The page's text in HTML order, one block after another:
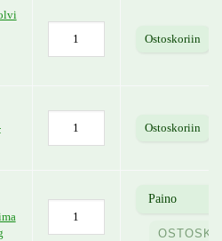
Ostoskoriin
Ostoskoriin